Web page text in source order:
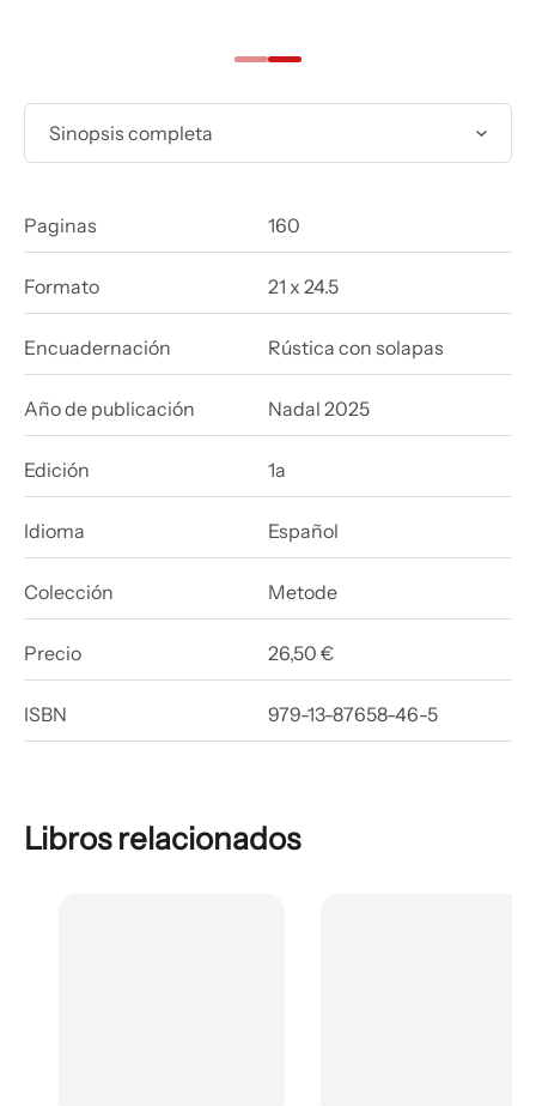
Sinopsis completa
Paginas 160
Formato 21 x 24.5
Encuadernación Rústica con solapas
Año de publicación Nadal 2025
Edición 1a
Idioma Español
Colección Metode
Precio 26,50 €
ISBN 979-13-87658-46-5
Libros relacionados